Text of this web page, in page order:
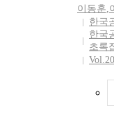
strong
of
amine-
the
이동훈,
한국
한국
초록